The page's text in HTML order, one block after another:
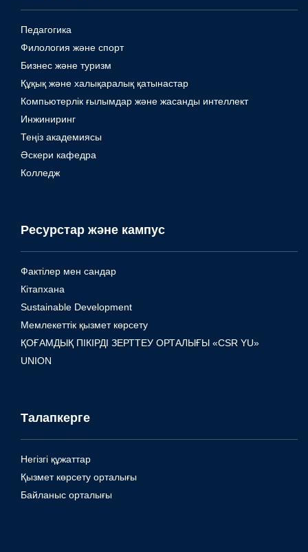
Педагогика
Филология және спорт
Бизнес және туризм
Құқық және халықаралық қатынастар
Компьютерлік ғылымдар және жасанды интеллект
Инжиниринг
Теңіз академиясы
Әскери кафедра
Колледж
Ресурстар және кампус
Фактілер мен сандар
Кітапхана
Sustainable Development
Мемлекеттік қызмет көрсету
ҚОҒАМДЫҚ ПІКІРДІ ЗЕРТТЕУ ОРТАЛЫҒЫ «CSR YU»
UNION
Талапкерге
Негізгі құжаттар
Қызмет көрсету орталығы
Байланыс орталығы